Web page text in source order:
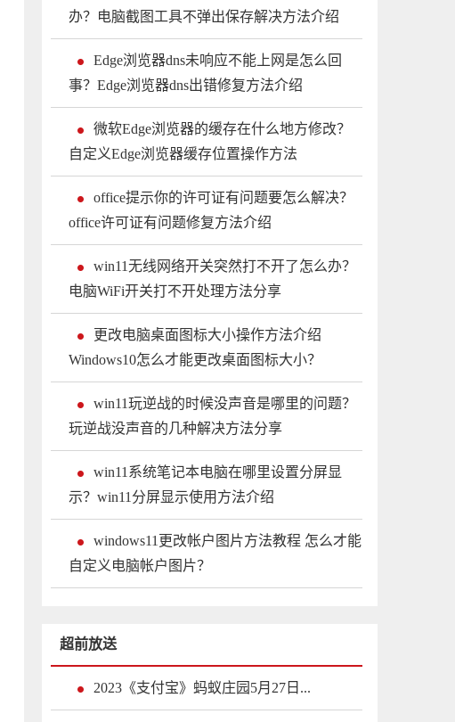
办？电脑截图工具不弹出保存解决方法介绍
Edge浏览器dns未响应不能上网是怎么回
事？Edge浏览器dns出错修复方法介绍
微软Edge浏览器的缓存在什么地方修改？
自定义Edge浏览器缓存位置操作方法
office提示你的许可证有问题要怎么解决？
office许可证有问题修复方法介绍
win11无线网络开关突然打不开了怎么办？
电脑WiFi开关打不开处理方法分享
更改电脑桌面图标大小操作方法介绍
Windows10怎么才能更改桌面图标大小？
win11玩逆战的时候没声音是哪里的问题？
玩逆战没声音的几种解决方法分享
win11系统笔记本电脑在哪里设置分屏显
示？win11分屏显示使用方法介绍
windows11更改帐户图片方法教程 怎么才能
自定义电脑帐户图片？
超前放送
2023《支付宝》蚂蚁庄园5月27日...